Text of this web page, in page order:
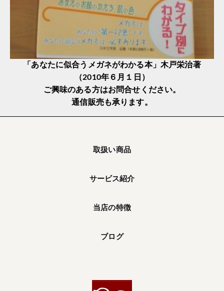
「あなたに似合うメガネがわかる本」木戸栄治著
（2010年６月１日）
ご興味のある方はお問合せください。
通信販売も承ります。
取扱い商品
サービス紹介
当店の特徴
ブログ